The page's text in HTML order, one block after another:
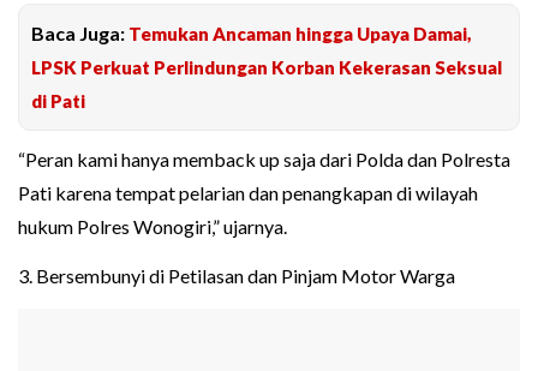
Baca Juga: Temukan Ancaman hingga Upaya Damai,
LPSK Perkuat Perlindungan Korban Kekerasan Seksual
di Pati
“Peran kami hanya memback up saja dari Polda dan Polresta
Pati karena tempat pelarian dan penangkapan di wilayah
hukum Polres Wonogiri,” ujarnya.
3. Bersembunyi di Petilasan dan Pinjam Motor Warga